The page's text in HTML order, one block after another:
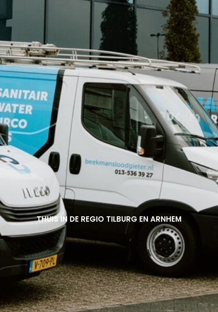
THUIS IN DE REGIO TILBURG EN ARNHEM
THUIS IN DE REGIO TILBURG EN ARNHEM
THUIS IN DE REGIO TILBURG EN ARNHEM